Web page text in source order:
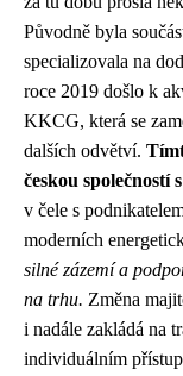
Původně byla
specializovala na
roce 2019 došlo k
KKCG, která se
dalších odvětví.
českou
v čele s
moderních
silné zázemí a
na trhu. Změna
i nadále zakládá na
individuálním